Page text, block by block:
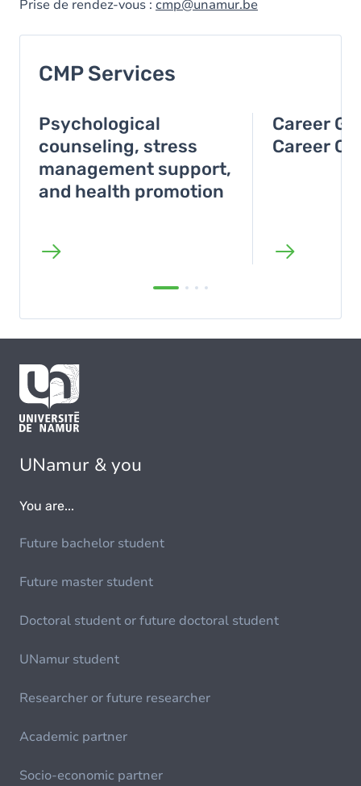
Prise de rendez-vous : cmp@unamur.be
CMP Services
Psychological
counseling, stress
management support,
and health promotion
Career
Career
UNamur & you
You are...
Future bachelor student
Future master student
Doctoral student or future doctoral student
UNamur student
Researcher or future researcher
Academic partner
Socio-economic partner